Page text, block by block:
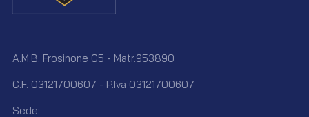
A.M.B. Frosinone C5 - Matr.953890
C.F. 03121700607 - P.Iva 03121700607
Sede: